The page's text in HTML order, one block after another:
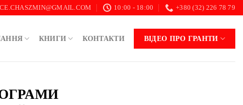
10:00 - 18:00 +380 (32) 226 78 79
КНИГИ КОНТАКТИ ВІДЕО ПРО ГРАНТИ